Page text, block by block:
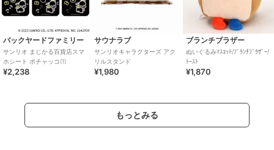
バックヤードファミリー
サンリオ まじかる百貨店スマ
ホシート ポチャッコ(1)
¥2,238
サウナラブ
サンリオキャラクターズ アク
リルスタンド
¥1,980
ブランチブラザー
ぬいぐるみﾏｽｺｯﾄ/ﾌﾞﾗﾝﾁﾌﾞﾗｻﾞｰ/
ﾄｰｽﾄ
¥1,870
もっとみる